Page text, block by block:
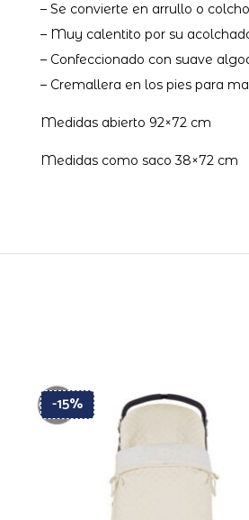
– Se convierte en arrullo o
– Muy calentito por su
– Confeccionado con suave
– Cremallera en los pies para
Medidas abierto 92×72 cm
Medidas como saco 38×72 cm
-15%